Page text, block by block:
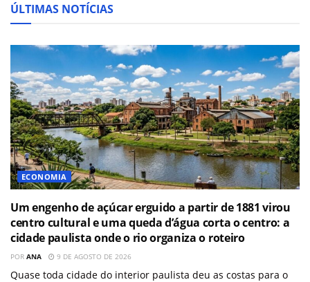
ÚLTIMAS NOTÍCIAS
ECONOMIA
Um engenho de açúcar erguido a partir de 1881 virou
centro cultural e uma queda d’água corta o centro: a
cidade paulista onde o rio organiza o roteiro
POR ANA 9 DE AGOSTO DE 2026
Quase toda cidade do interior paulista deu as costas para o